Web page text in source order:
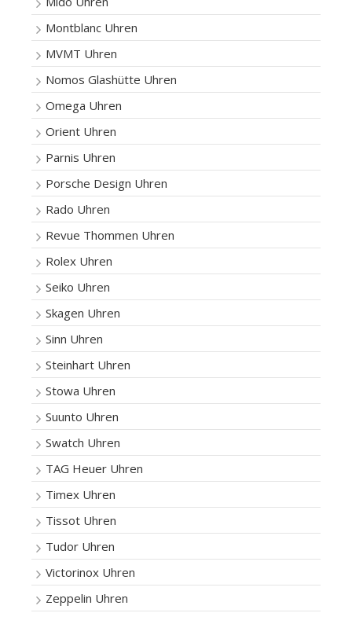
Montblanc Uhren
MVMT Uhren
Nomos Glashütte Uhren
Omega Uhren
Orient Uhren
Parnis Uhren
Porsche Design Uhren
Rado Uhren
Revue Thommen Uhren
Rolex Uhren
Seiko Uhren
Skagen Uhren
Sinn Uhren
Steinhart Uhren
Stowa Uhren
Suunto Uhren
Swatch Uhren
TAG Heuer Uhren
Timex Uhren
Tissot Uhren
Tudor Uhren
Victorinox Uhren
Zeppelin Uhren